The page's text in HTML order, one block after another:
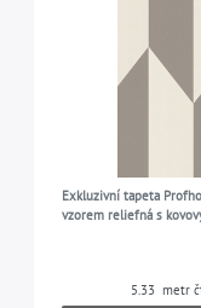
Exkluzivní tapeta
vzorem reliefná s
5.33 metr